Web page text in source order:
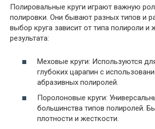
Полировальные круги играют важную
полировки. Они бывают разных типов и
выбор круга зависит от типа полироли и
результата:
Меховые круги: Используются
глубоких царапин с
абразивных полиролей.
Поролоновые круги:
большинства типов полиролей.
плотности и жесткости.